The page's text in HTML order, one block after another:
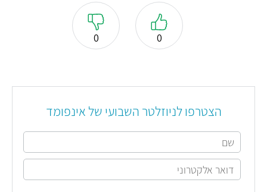
0
0
הצטרפו לניוזלטר השבועי של אינפומד